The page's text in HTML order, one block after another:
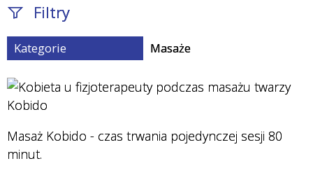
Filtry
Fraza / imię,
Przychodnie
Kategorie Masaże
Masaż Kobido - czas trwania pojedynczej sesji 80
minut.